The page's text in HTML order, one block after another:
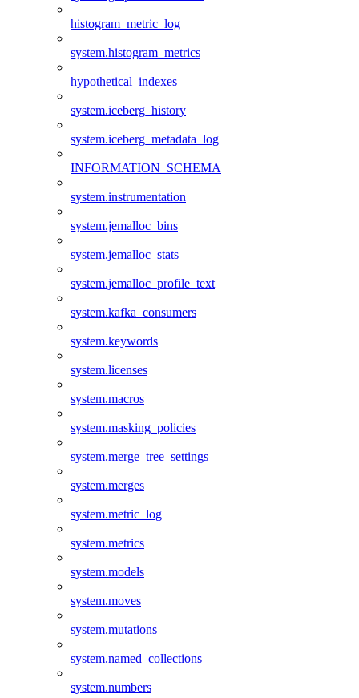
histogram_metric_log
system.histogram_metrics
hypothetical_indexes
system.iceberg_history
system.iceberg_metadata_log
INFORMATION_SCHEMA
system.instrumentation
system.jemalloc_bins
system.jemalloc_stats
system.jemalloc_profile_text
system.kafka_consumers
system.keywords
system.licenses
system.macros
system.masking_policies
system.merge_tree_settings
system.merges
system.metric_log
system.metrics
system.models
system.moves
system.mutations
system.named_collections
system.numbers